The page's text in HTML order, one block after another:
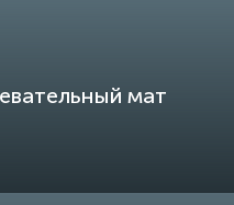
мат